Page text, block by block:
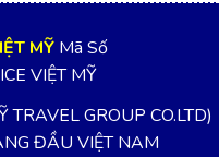
MỸ Mã Số
VIỆT MỸ
TRAVEL GROUP CO.LTD)
ĐẦU VIỆT NAM